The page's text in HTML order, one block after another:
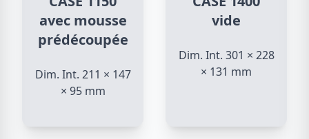
avec mousse
prédécoupée
Dim. Int. 211 × 147
× 95 mm
vide
Dim. Int. 301 × 228
× 131 mm